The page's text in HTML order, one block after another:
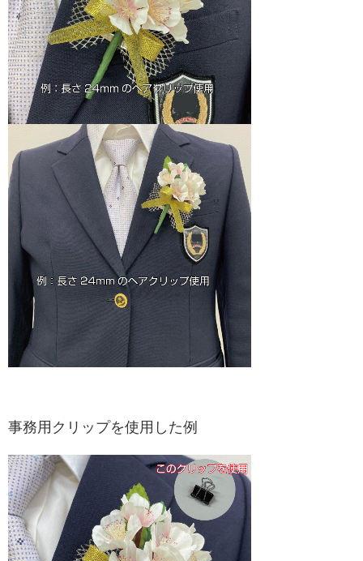
事務用クリップを使用した例